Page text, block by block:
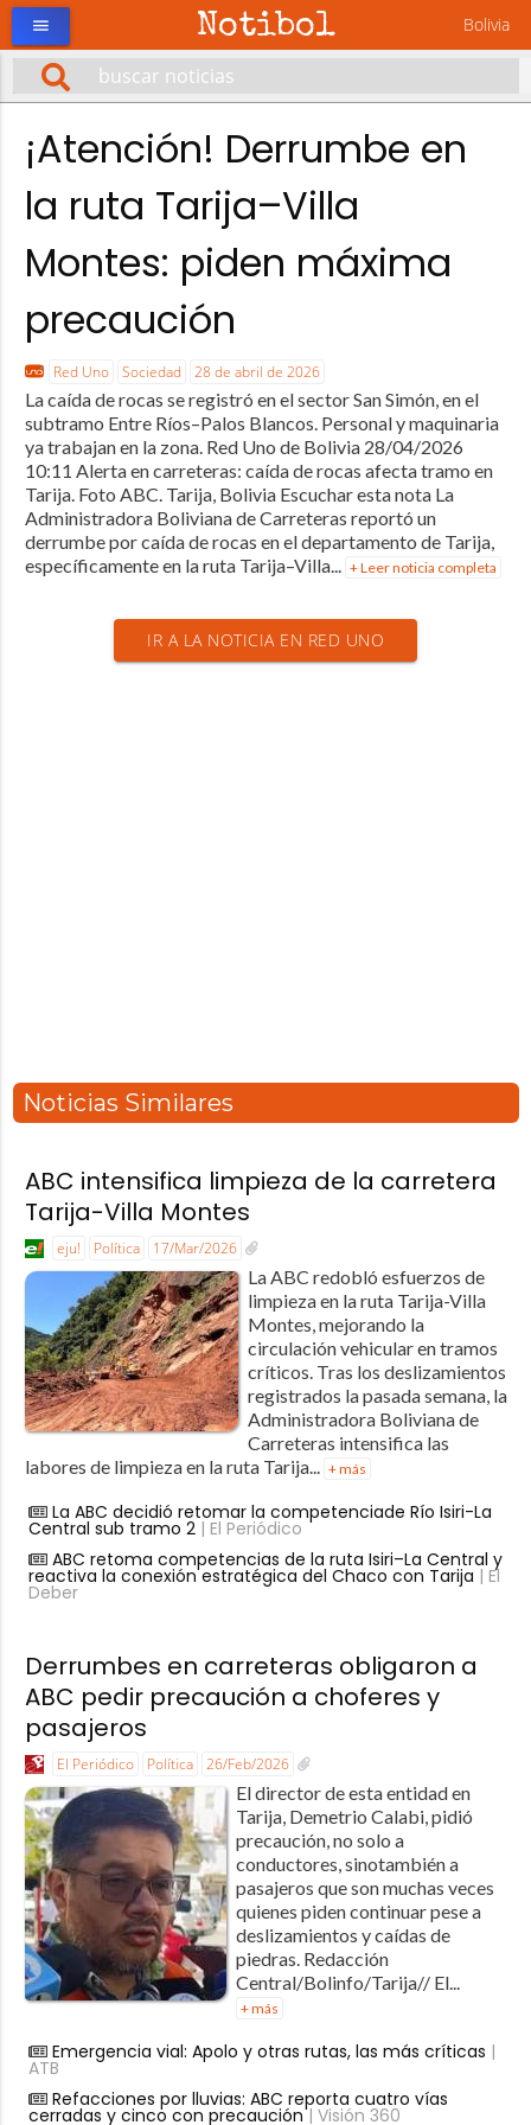
Notibol Bolivia
menu
¡Atención! Derrumbe en
la ruta Tarija–Villa
Montes: piden máxima
precaución
Red Uno Sociedad 28 de abril de 2026
La caída de rocas se registró en el sector San Simón, en el
subtramo Entre Ríos–Palos Blancos. Personal y maquinaria
ya trabajan en la zona. Red Uno de Bolivia 28/04/2026
10:11 Alerta en carreteras: caída de rocas afecta tramo en
Tarija. Foto ABC. Tarija, Bolivia Escuchar esta nota La
Administradora Boliviana de Carreteras reportó un
derrumbe por caída de rocas en el departamento de Tarija,
específicamente en la ruta Tarija–Villa... + Leer noticia completa
IR A LA NOTICIA EN RED UNO
Noticias Similares
ABC intensifica limpieza de la carretera
Tarija-Villa Montes
eju! Política 17/Mar/2026
La ABC redobló esfuerzos de
limpieza en la ruta Tarija-Villa
Montes, mejorando la
circulación vehicular en tramos
críticos. Tras los deslizamientos
registrados la pasada semana, la
Administradora Boliviana de
Carreteras intensifica las
labores de limpieza en la ruta Tarija... + más
La ABC decidió retomar la competenciade Río Isiri-La
Central sub tramo 2| El Periódico
ABC retoma competencias de la ruta Isiri–La Central y
reactiva la conexión estratégica del Chaco con Tarija | El
Deber
Derrumbes en carreteras obligaron a
ABC pedir precaución a choferes y
pasajeros
El Periódico Política 26/Feb/2026
El director de esta entidad en
Tarija, Demetrio Calabi, pidió
precaución, no solo a
conductores, sinotambién a
pasajeros que son muchas veces
quienes piden continuar pese a
deslizamientos y caídas de
piedras. Redacción
Central/Bolinfo/Tarija// El...
+ más
Emergencia vial: Apolo y otras rutas, las más críticas |
ATB
Refacciones por lluvias: ABC reporta cuatro vías
cerradas y cinco con precaución| Visión 360